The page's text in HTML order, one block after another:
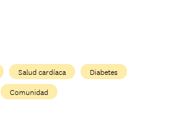
Salud cardíaca
Diabetes
Comunidad